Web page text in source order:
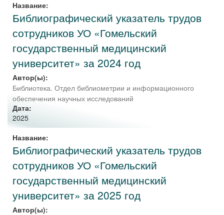
Название:
Библиографический указатель трудов
сотрудников УО «Гомельский
государственный медицинский
университет» за 2024 год
Автор(ы):
Библиотека. Отдел библиометрии и информационного
обеспечения научных исследований
Дата:
2025
Название:
Библиографический указатель трудов
сотрудников УО «Гомельский
государственный медицинский
университет» за 2025 год
Автор(ы):